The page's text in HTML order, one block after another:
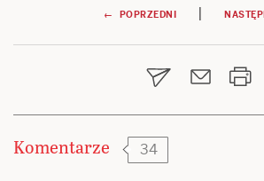
Nawigacja
wpisu
← POPRZEDNI |
Komentarze 34